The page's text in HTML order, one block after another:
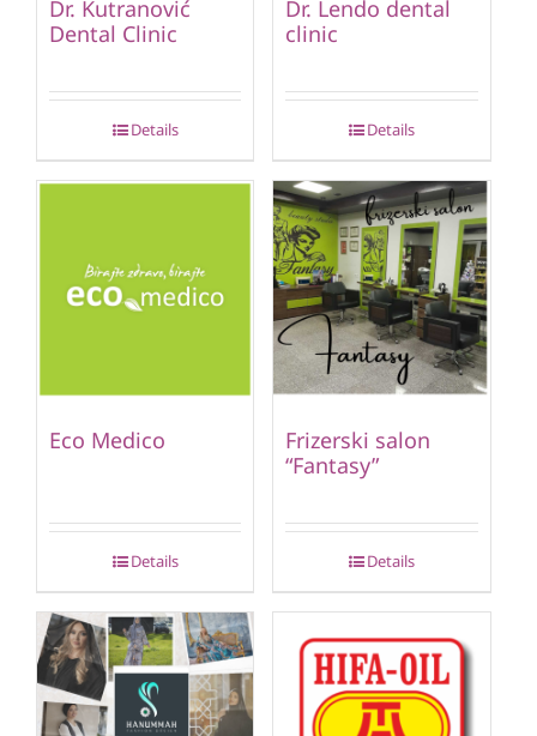
Dr. Kutranović
Dental Clinic
Details
Dr. Lendo dental
clinic
Details
Eco Medico
Details
Frizerski salon
“Fantasy”
Details